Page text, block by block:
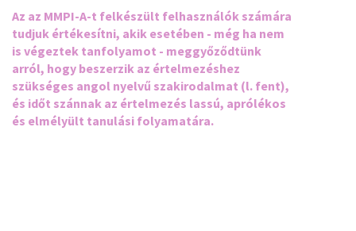
Az az MMPI-A-t felkészült felhasználók számára
tudjuk értékesítni, akik esetében - még ha nem
is végeztek tanfolyamot - meggyőződtünk
arról, hogy beszerzik az értelmezéshez
szükséges angol nyelvű szakirodalmat (l. fent),
és időt szánnak az értelmezés lassú, aprólékos
és elmélyült tanulási folyamatára.